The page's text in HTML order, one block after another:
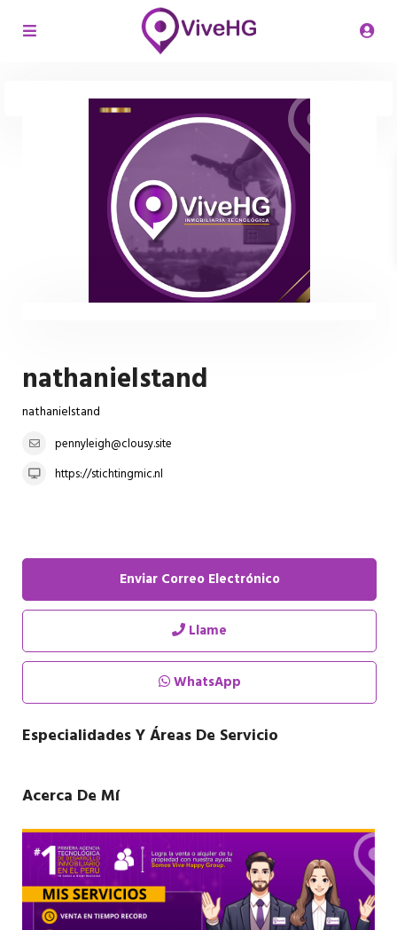
nathanielstand
nathanielstand
pennyleigh@clousy.site
https://stichtingmic.nl
Enviar Correo Electrónico
Llame
WhatsApp
Especialidades Y Áreas De Servicio
Acerca De Mí